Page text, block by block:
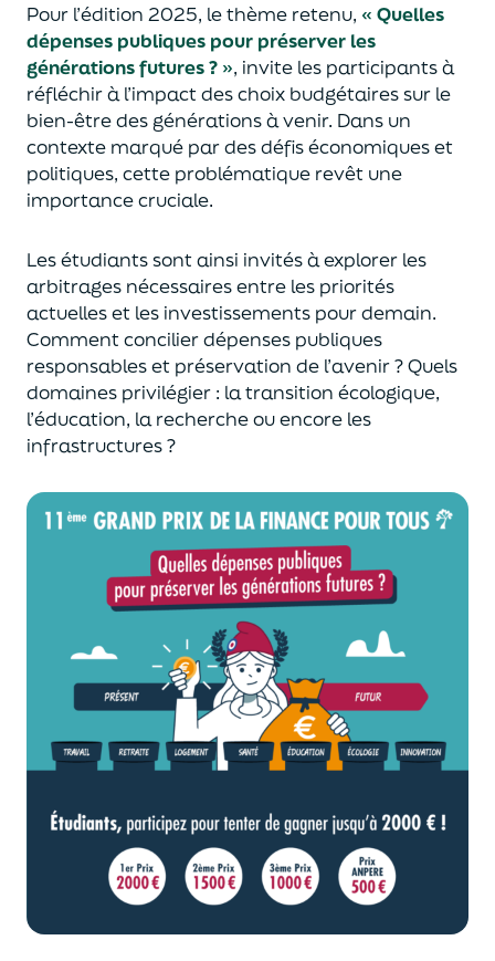
Pour l’édition 2025, le thème retenu, « Quelles
dépenses publiques pour préserver les
générations futures ? », invite les participants à
réfléchir à l’impact des choix budgétaires sur le
bien-être des générations à venir. Dans un
contexte marqué par des défis économiques et
politiques, cette problématique revêt une
importance cruciale.
Les étudiants sont ainsi invités à explorer les
arbitrages nécessaires entre les priorités
actuelles et les investissements pour demain.
Comment concilier dépenses publiques
responsables et préservation de l’avenir ? Quels
domaines privilégier : la transition écologique,
l’éducation, la recherche ou encore les
infrastructures ?